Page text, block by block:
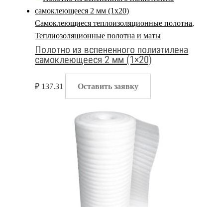
Самоклеющиеся теплоизоляционные полотна,
Теплиозоляционные полотна и маты
Полотно из вспененного полиэтилена
самоклеющееся 2 мм (1×20)
₽ 137.31 Оставить заявку